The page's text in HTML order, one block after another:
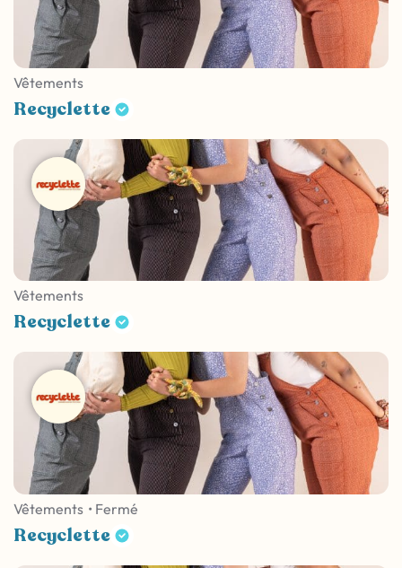
Vêtements
Recyclette
Vêtements
Recyclette
Vêtements • Fermé
Recyclette